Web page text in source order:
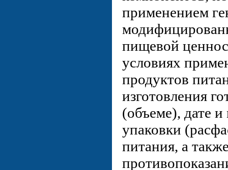
применением
пищевой
условиях
продуктов
изготовления
(объеме), дате и
упаковки
питания, а